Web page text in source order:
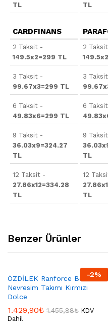
TL
TL
CARDFINANS
2 Taksit -
149.5x2=299 TL
3 Taksit -
99.67x3=299 TL
6 Taksit -
49.83x6=299 TL
9 Taksit -
36.03x9=324.27
TL
12 Taksit -
27.86x12=334.28
TL
2
3
6
9
TL
12
TL
Benzer Ürünler
-2%
ÖZDİLEK Ranforce Bebek
Nevresim Takımı Kırmızı
Dolce
1.429,90₺ 1.455,88₺ KDV
Dahil